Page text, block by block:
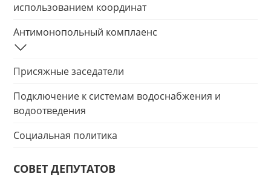
использованием координат
Антимонопольный комплаенс
Присяжные заседатели
Подключение к системам водоснабжения и
водоотведения
Социальная политика
СОВЕТ ДЕПУТАТОВ